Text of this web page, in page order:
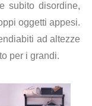
subito disordine,
oggetti appesi.
ad altezze
per i grandi.